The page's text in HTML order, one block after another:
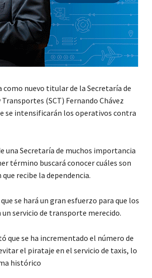
nuevo titular de la Secretaría de
(SCT) Fernando Chávez
se intensificarán los operativos contra
una Secretaría de muchos importancia
término buscará conocer cuáles son
recibe la dependencia.
se hará un gran esfuerzo para que los
servicio de transporte merecido.
que se ha incrementado el número de
el pirataje en el servicio de taxis, lo
histórico